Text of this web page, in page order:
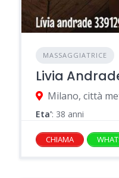
MASSAGGIATRICE
Livia
Eta': 38 anni
CHIAMA